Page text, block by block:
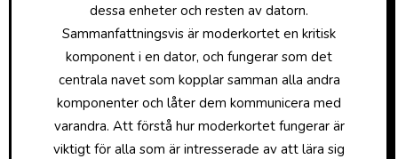
dessa enheter och resten av datorn.
Sammanfattningsvis är moderkortet en kritisk
komponent i en dator, och fungerar som det
centrala navet som kopplar samman alla andra
komponenter och låter dem kommunicera med
varandra. Att förstå hur moderkortet fungerar är
viktigt för alla som är intresserade av att lära sig